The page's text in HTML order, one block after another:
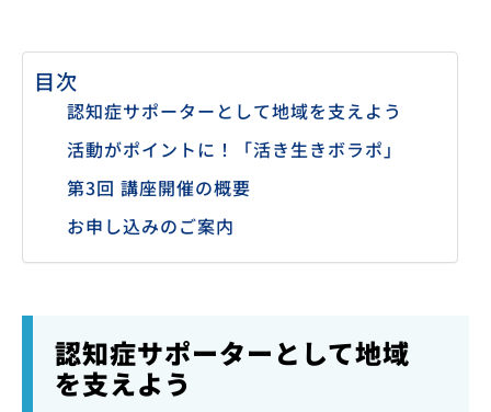
目次
認知症サポーターとして地域を支えよう
活動がポイントに！「活き生きボラポ」
第3回 講座開催の概要
お申し込みのご案内
認知症サポーターとして地域
を支えよう